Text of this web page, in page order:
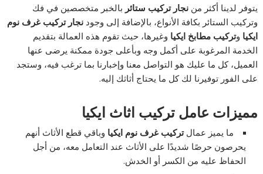
يتوفر لدينا أكثر من نجار تركيب ستائر بالخبر متخصصين في فك
وتركيب الستائر بكافة الأنواع، بالإضافة إلى وجودنجار تركيب غرف نوم
ايكيا وتركيب مطابخ ايكيا وغيرها، حيث تقوم هذه العمالة بتقديم
الخدمة المرغوبة على أكمل وجه وبأعلى جودة ممكنة يرضى عنها
العميل، كل ما عليك هو التواصل معنا وإخبارنا بما ترغب فيه، وستجد
على الفور توفيرنا لك كل ما يحتاج أثاثك إليه.
مميزات عامل تركيب اثاث ايكيا
ما يميز عمالتركيب غرف نوم ايكيا وباقي قطع الأثاث أنهم
يحرصون حرصًا شديدًا على الأثاث عند التعامل معه، من أجل
الحفاظ عليه من الكسر أو الخدش.